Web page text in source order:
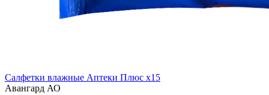
Салфетки влажные Аптеки Плюс x15
Авангард АО